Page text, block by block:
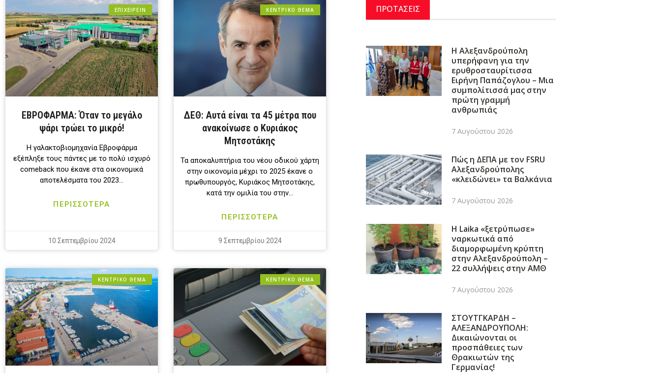
ΕΠΙΧΕΙΡΕΙΝ
ΕΒΡΟΦΑΡΜΑ: Όταν το μεγάλο
ψάρι τρώει το μικρό!
Η γαλακτοβιομηχανία Εβροφάρμα
εξέπληξε τους πάντες με το πολύ ισχυρό
comeback που έκανε στα οικονομικά
αποτελέσματα του 2023…
ΠΕΡΙΣΣΟΤΕΡΑ
10 Σεπτεμβρίου 2024
ΚΕΝΤΡΙΚΟ ΘΕΜΑ
ΔΕΘ: Αυτά είναι τα 45 μέτρα που
ανακοίνωσε ο Κυριάκος
Μητσοτάκης
Τα αποκαλυπτήρια του νέου οδικού χάρτη
στην οικονομία μέχρι το 2025 έκανε ο
πρωθυπουργός, Κυριάκος Μητσοτάκης,
κατά την ομιλία του στην…
ΠΕΡΙΣΣΟΤΕΡΑ
9 Σεπτεμβρίου 2024
ΚΕΝΤΡΙΚΟ ΘΕΜΑ ΚΕΝΤΡΙΚΟ ΘΕΜΑ
ΠΡΟΤΑΣΕΙΣ
Η Αλεξανδρούπολη
υπερήφανη για την
ερυθροσταυρίτισσα
Ειρήνη Παπάζογλου – Μια
συμπολίτισσά μας στην
πρώτη γραμμή
ανθρωπιάς
7 Αυγούστου 2026
Πώς η ΔΕΠΑ με τον FSRU
Αλεξανδρούπολης
«κλειδώνει» τα Βαλκάνια
7 Αυγούστου 2026
Η Laika «ξετρύπωσε»
ναρκωτικά από
διαμορφωμένη κρύπτη
στην Αλεξανδρούπολη –
22 συλλήψεις στην ΑΜΘ
7 Αυγούστου 2026
ΣΤΟΥΤΓΚΑΡΔΗ –
ΑΛΕΞΑΝΔΡΟΥΠΟΛΗ:
Δικαιώνονται οι
προσπάθειες των
Θρακιωτών της
Γερμανίας!